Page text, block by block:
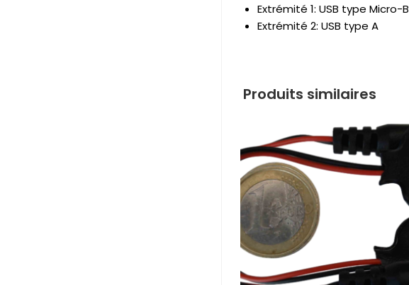
Extrémité 1: USB type Micro-B
Extrémité 2: USB type A
Produits similaires